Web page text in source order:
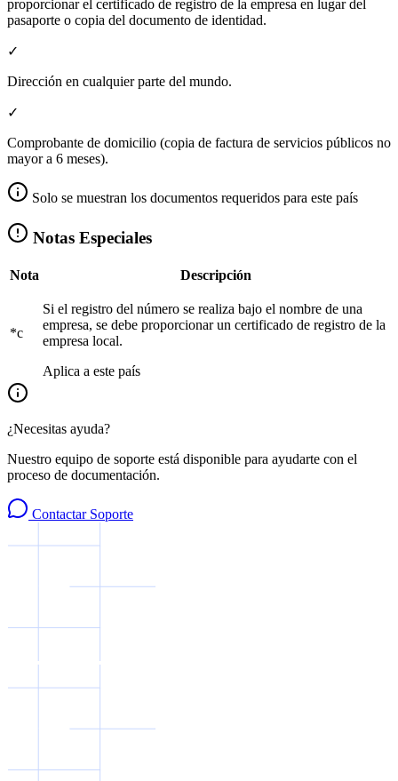
proporcionar el certificado de registro de la empresa en lugar del
pasaporte o copia del documento de identidad.
✓
Dirección en cualquier parte del mundo.
✓
Comprobante de domicilio (copia de factura de servicios públicos no
mayor a 6 meses).
Solo se muestran los documentos requeridos para este país
Notas Especiales
Nota Descripción
*c
Si el registro del número se realiza bajo el nombre de una
empresa, se debe proporcionar un certificado de registro de la
empresa local.
Aplica a este país
¿Necesitas ayuda?
Nuestro equipo de soporte está disponible para ayudarte con el
proceso de documentación.
Contactar Soporte